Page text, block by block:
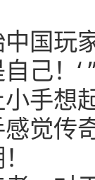
国玩
己！
手想
觉传